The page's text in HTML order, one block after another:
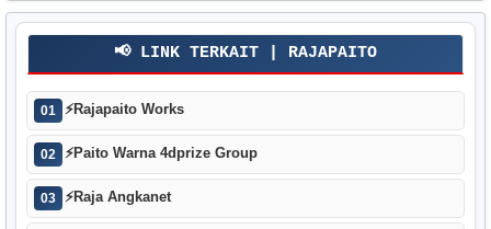
📢 LINK TERKAIT | RAJAPAITO
01 ⚡Rajapaito Works
02 ⚡Paito Warna 4dprize Group
03 ⚡Raja Angkanet